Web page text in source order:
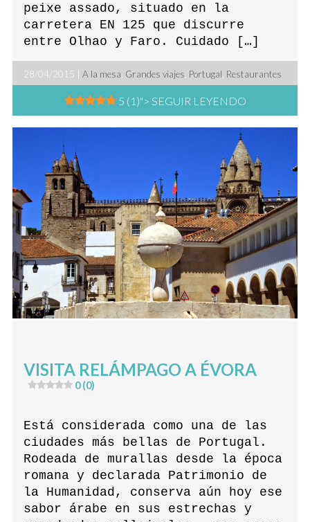
peixe assado, situado en la
carretera EN 125 que discurre
entre Olhao y Faro. Cuidado […]
28/04/2015 |A la mesa, Grandes viajes, Portugal, Restaurantes
5 (1)"> SEGUIR LEYENDO
VISITA RELÁMPAGO A ÉVORA
0 (0)
Está considerada como una de las
ciudades más bellas de Portugal.
Rodeada de murallas desde la época
romana y declarada Patrimonio de
la Humanidad, conserva aún hoy ese
sabor árabe en sus estrechas y